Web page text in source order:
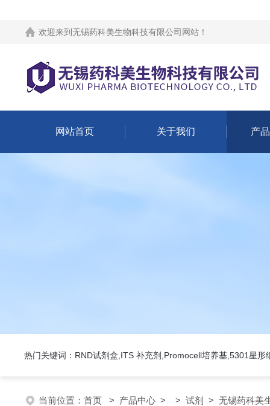
欢迎来到 无锡药科美生物科技有限公司网站 ！
网站首页 关于我们 产
热门关键词：RND试剂盒,ITS 补充剂,Promocell培养基,5301星形
当前位置： 首页 > 产品中心 > > 试剂 > 无锡药科美